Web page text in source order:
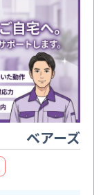
ベアーズ